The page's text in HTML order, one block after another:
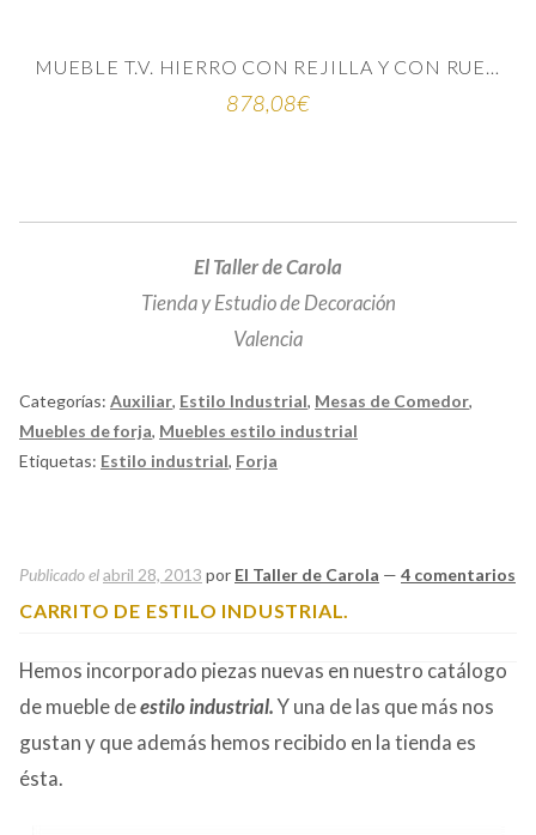
MUEBLE T.V. HIERRO CON REJILLA Y CON RUEDAS
878,08€
El Taller de Carola
Tienda y Estudio de Decoración
Valencia
Categorías: Auxiliar, Estilo Industrial, Mesas de Comedor,
Muebles de forja, Muebles estilo industrial
Etiquetas: Estilo industrial, Forja
Publicado elabril 28, 2013 por El Taller de Carola — 4 comentarios
CARRITO DE ESTILO INDUSTRIAL.
Hemos incorporado piezas nuevas en nuestro catálogo
de mueble deestilo industrial.Y una de las que más nos
gustan y que además hemos recibido en la tienda es
ésta.